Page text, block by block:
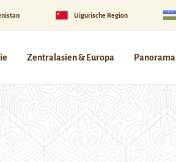
Uigurische Region
Zentralasien & Europa Panorama